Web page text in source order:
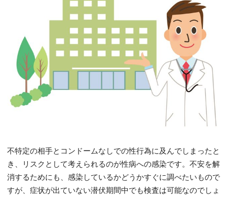
不特定の相手とコンドームなしでの性行為に及んでしまったと
き、リスクとして考えられるのが性病への感染です。不安を解
消するためにも、感染しているかどうかすぐに調べたいもので
すが、症状が出ていない潜伏期間中でも検査は可能なのでしょ